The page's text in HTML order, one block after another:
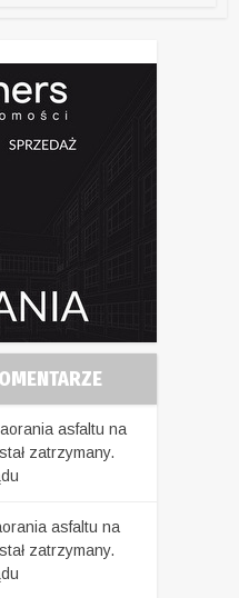
asfaltu na
zatrzymany.
asfaltu na
zatrzymany.